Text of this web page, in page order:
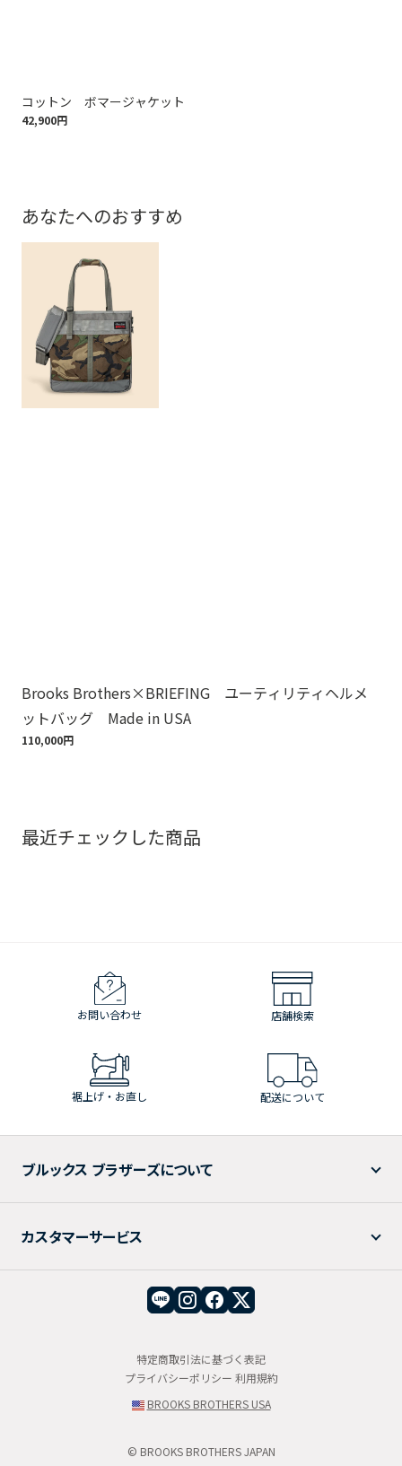
コットン ボマージャケット
42,900円
あなたへのおすすめ
Brooks Brothers×BRIEFING ユーティリティヘルメ
ットバッグ Made in USA
110,000円
最近チェックした商品
お問い合わせ 店舗検索
裾上げ・お直し 配送について
ブルックス ブラザーズについて
カスタマーサービス
特定商取引法に基づく表記
プライバシーポリシー 利用規約
BROOKS BROTHERS USA
© BROOKS BROTHERS JAPAN